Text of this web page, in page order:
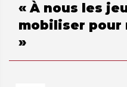
« À nous les
mobiliser pour
»